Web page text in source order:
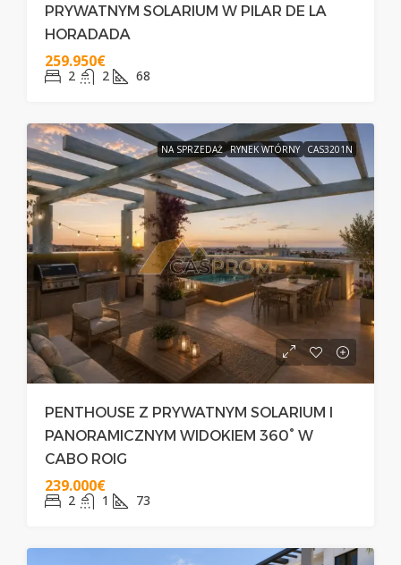
PRYWATNYM SOLARIUM W PILAR DE LA
HORADADA
259.950€
2 2 68
NA SPRZEDAŻ RYNEK WTÓRNY CAS3201N
PENTHOUSE Z PRYWATNYM SOLARIUM I
PANORAMICZNYM WIDOKIEM 360° W
CABO ROIG
239.000€
2 1 73